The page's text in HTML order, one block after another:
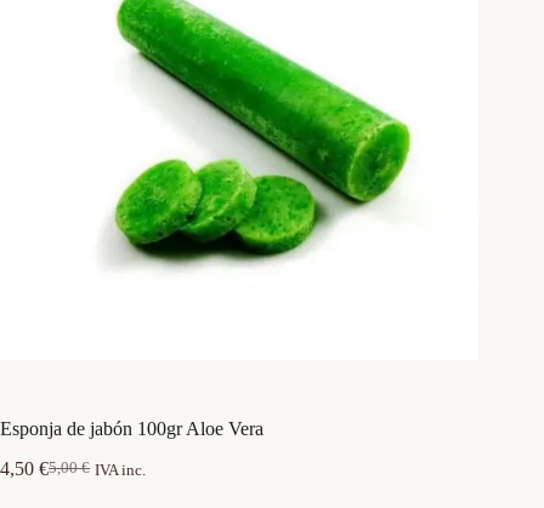
Esponja de jabón 100gr Aloe Vera
5,00€
El
4,50 €El
IVA inc.